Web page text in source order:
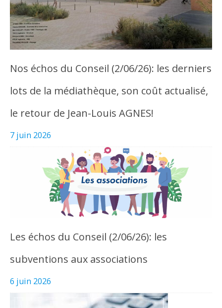
Nos échos du Conseil (2/06/26): les derniers
lots de la médiathèque, son coût actualisé,
le retour de Jean-Louis AGNES!
7 juin 2026
Les échos du Conseil (2/06/26): les
subventions aux associations
6 juin 2026